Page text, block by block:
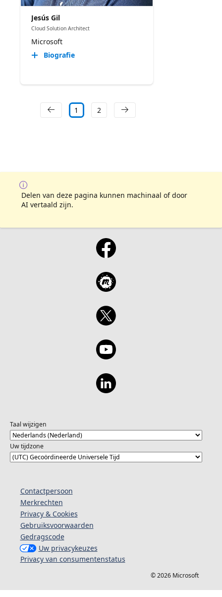
Jesús Gil
Cloud Solution Architect
Microsoft
Biografie
1 2
Delen van deze pagina kunnen machinaal of door
AI vertaald zijn.
Taal wijzigen
Uw tijdzone
Contactpersoon
Merkrechten
Privacy & Cookies
Gebruiksvoorwaarden
Gedragscode
Uw privacykeuzes
Privacy van consumentenstatus
© 2026 Microsoft